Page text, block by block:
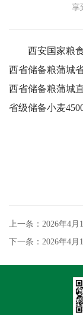
享
西安国家粮
西省储备粮蒲城
西省储备粮蒲城
省级储备小麦
上一条：2026年4